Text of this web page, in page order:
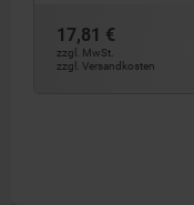
17,81 €
zzgl. MwSt.
zzgl. Versandkosten